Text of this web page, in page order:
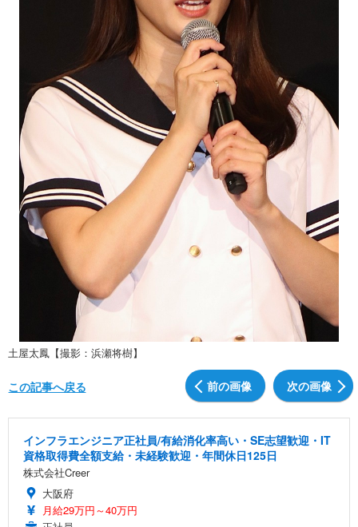
土屋太鳳【撮影：浜瀬将樹】
前の画像 次の画像
この記事へ戻る
インフラエンジニア正社員/有給消化率高い・SE志望歓迎・IT
資格取得費全額支給・未経験歓迎・年間休日125日
株式会社Creer
大阪府
月給29万円～40万円